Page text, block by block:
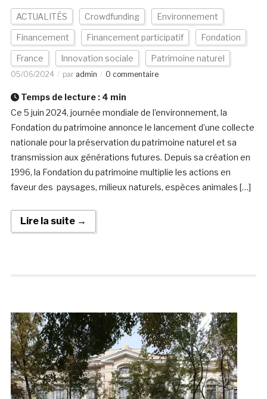
ACTUALITÉS Crowdfunding Environnement
Financement Financement participatif Fondation
France Innovation sociale Patrimoine naturel
05/06/2024 par admin 0 commentaire
Temps de lecture : 4 min
Ce 5 juin 2024, journée mondiale de l’environnement, la
Fondation du patrimoine annonce le lancement d’une collecte
nationale pour la préservation du patrimoine naturel et sa
transmission aux générations futures. Depuis sa création en
1996, la Fondation du patrimoine multiplie les actions en
faveur des paysages, milieux naturels, espèces animales […]
Lire la suite →